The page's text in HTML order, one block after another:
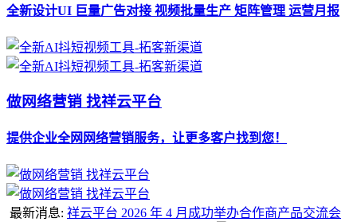
全新设计UI 巨量广告对接 视频批量生产 矩阵管理 运营月报
做网络营销 找祥云平台
提供企业全网网络营销服务，让更多客户找到您！
最新消息: 祥云平台 2026 年 4 月成功举办合作商产品交流会